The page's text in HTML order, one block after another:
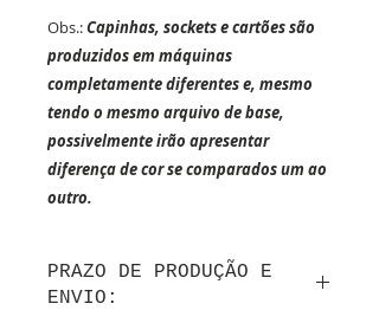
Obs.:Capinhas, sockets e cartões são
produzidos em máquinas
completamente diferentes e, mesmo
tendo o mesmo arquivo de base,
possivelmente irão apresentar
diferença de cor se comparados um ao
outro.
PRAZO DE PRODUÇÃO E
ENVIO: